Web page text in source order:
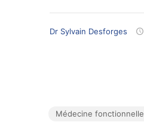
Dr Sylvain Desforges
Médecine fonctionnelle